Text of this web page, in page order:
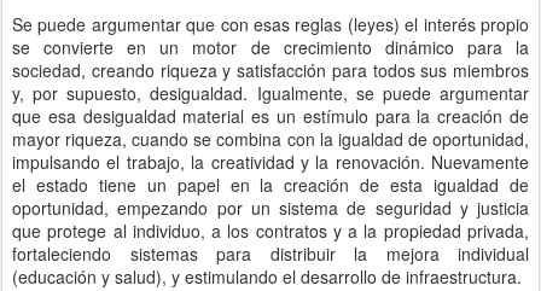
Se puede argumentar que con esas reglas (leyes) el interés propio
se convierte en un motor de crecimiento dinámico para la
sociedad, creando riqueza y satisfacción para todos sus miembros
y, por supuesto, desigualdad. Igualmente, se puede argumentar
que esa desigualdad material es un estímulo para la creación de
mayor riqueza, cuando se combina con la igualdad de oportunidad,
impulsando el trabajo, la creatividad y la renovación. Nuevamente
el estado tiene un papel en la creación de esta igualdad de
oportunidad, empezando por un sistema de seguridad y justicia
que protege al individuo, a los contratos y a la propiedad privada,
fortaleciendo sistemas para distribuir la mejora individual
(educación y salud), y estimulando el desarrollo de infraestructura.